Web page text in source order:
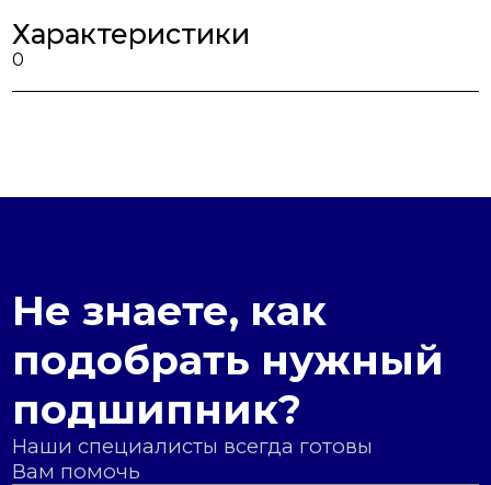
Характеристики
0
Не знаете, как
подобрать нужный
подшипник?
Наши специалисты всегда готовы
Вам помочь